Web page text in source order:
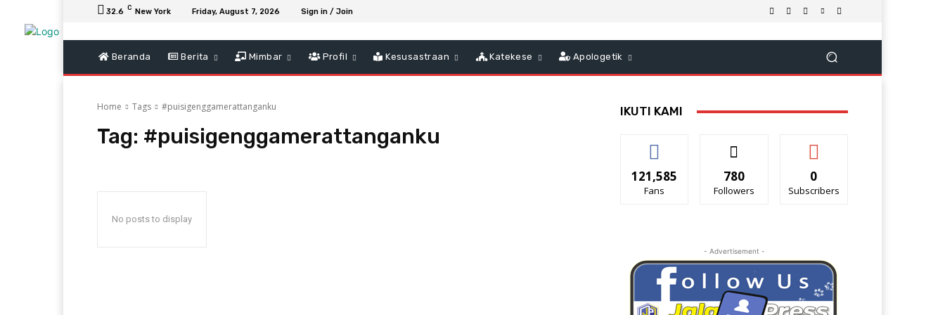
32.6 C New York Friday, August 7, 2026 Sign in / Join
Beranda Berita Mimbar Profil Kesusastraan Katekese Apologetik
Home Tags #puisigenggamerattanganku
Tag: #puisigenggamerattanganku
No posts to display
IKUTI KAMI
121,585
Fans
780
Followers
0
Subscribers
- Advertisement -